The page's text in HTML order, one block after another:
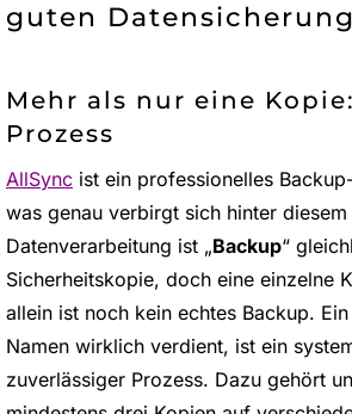
guten Datensicherung
Mehr als nur eine
Prozess
AllSync ist ein professionelles
was genau verbirgt sich hinter
Datenverarbeitung ist „Backup“
Sicherheitskopie, doch eine einzelne
allein ist noch kein echtes Backup.
Namen wirklich verdient, ist ein
zuverlässiger Prozess. Dazu gehört